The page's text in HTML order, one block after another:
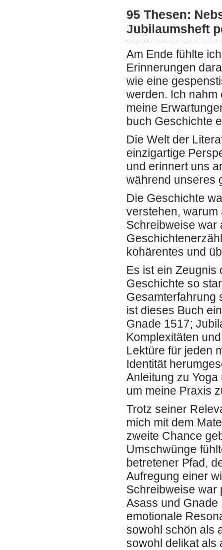
95 Thesen:
Jubilaumsheft
Am Ende fühlte
Erinnerungen
wie eine
werden. Ich nahm
meine
buch Geschichte
Die Welt der
einzigartige
und erinnert uns
während unseres
Die Geschichte
verstehen,
Schreibweise war
kohärentes und
Es ist ein Zeugnis
Geschichte so
Gesamterfahrung
ist dieses Buch
Gnade 1517;
Komplexitäten
Lektüre für jeden
Identität
Anleitung zu
um meine Praxis
Trotz seiner
mich mit dem
zweite Chance
Umschwünge
betretener Pfad,
Aufregung einer
Schreibweise war
Asass und
emotionale
sowohl schön als
sowohl delikat als